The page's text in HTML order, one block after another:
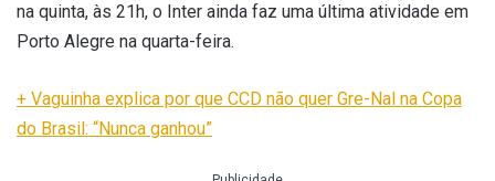
na quinta, às 21h, o Inter ainda faz uma última atividade em
Porto Alegre na quarta-feira.
+ Vaguinha explica por que CCD não quer Gre-Nal na Copa
do Brasil: “Nunca ganhou”